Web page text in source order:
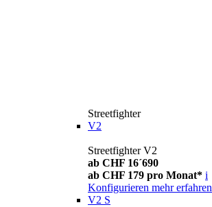
Streetfighter
V2
Streetfighter V2
ab CHF 16´690
ab CHF 179 pro Monat* i
Konfigurieren mehr erfahren
V2 S